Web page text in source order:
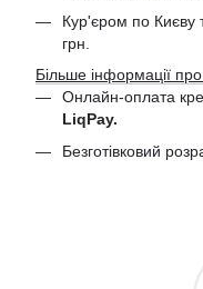
Кур'єром по Києву
грн.
Більше інформації
Онлайн-оплата
LiqPay.
Безготівковий